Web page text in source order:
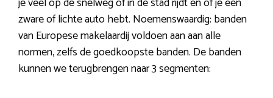
zware of lichte auto hebt. Noemenswaardig: banden
van Europese makelaardij voldoen aan aan alle
normen, zelfs de goedkoopste banden. De banden
kunnen we terugbrengen naar 3 segmenten: